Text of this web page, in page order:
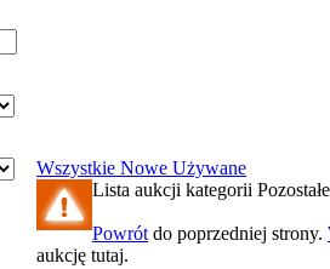
Wszystkie Nowe Używane
Lista aukcji kategorii
Powrót do poprzedniej strony.
aukcję tutaj.